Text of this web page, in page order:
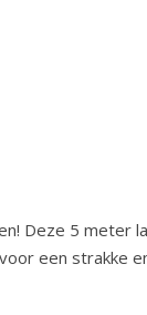
Deze 5 meter
een strakke